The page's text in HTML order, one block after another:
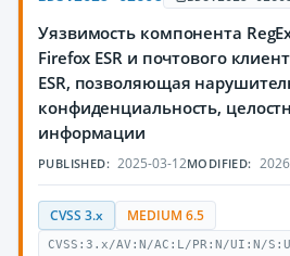
Уязвимость компонента
Firefox ESR и почтового
ESR, позволяющая
конфиденциальность,
информации
PUBLISHED: 2025-03-12MODIFIED:
CVSS 3.x MEDIUM 6.5
CVSS:3.x/AV:N/AC:L/PR:N/UI:N/